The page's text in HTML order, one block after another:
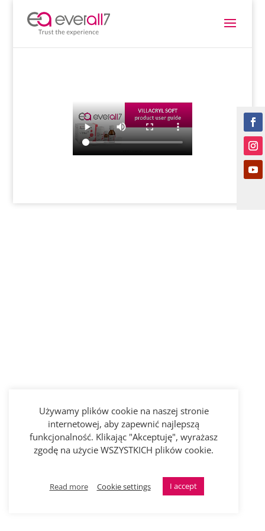
Używamy plików cookie na naszej stronie
internetowej, aby zapewnić najlepszą
funkcjonalność. Klikając "Akceptuję", wyrażasz
zgodę na użycie WSZYSTKICH plików cookie.
Read more Cookie settings I accept